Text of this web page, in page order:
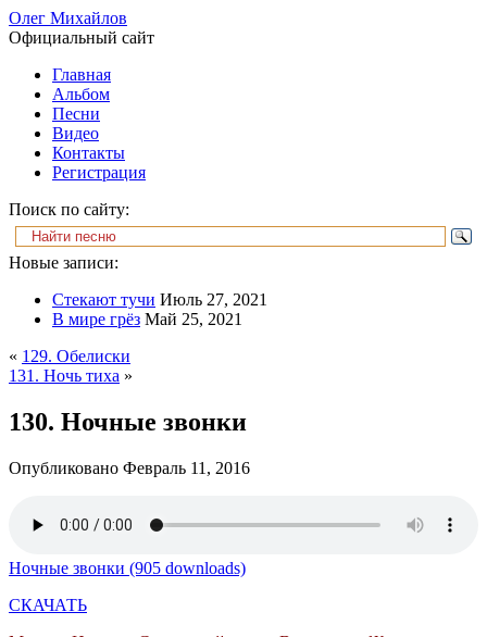
Олег Михайлов
Официальный сайт
Главная
Альбом
Песни
Видео
Контакты
Регистрация
Поиск по сайту:
Новые записи:
Стекают тучи Июль 27, 2021
В мире грёз Май 25, 2021
« 129. Обелиски
131. Ночь тиха »
130. Ночные звонки
Опубликовано Февраль 11, 2016
Ночные звонки (905 downloads)
СКАЧАТЬ